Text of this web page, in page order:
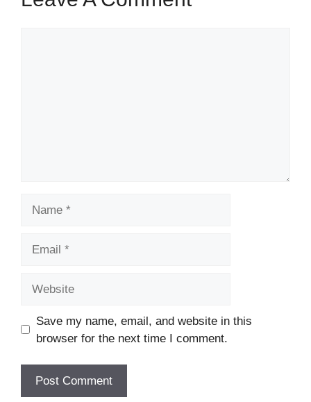
Save my name, email, and website in this
browser for the next time I comment.